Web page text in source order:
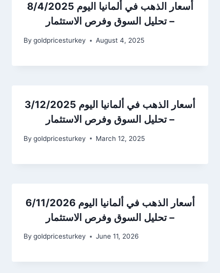
أسعار الذهب في ألمانيا اليوم 8/4/2025
– تحليل السوق وفرص الاستثمار
By goldpricesturkey August 4, 2025
أسعار الذهب في ألمانيا اليوم 3/12/2025
– تحليل السوق وفرص الاستثمار
By goldpricesturkey March 12, 2025
أسعار الذهب في ألمانيا اليوم 6/11/2026
– تحليل السوق وفرص الاستثمار
By goldpricesturkey June 11, 2026